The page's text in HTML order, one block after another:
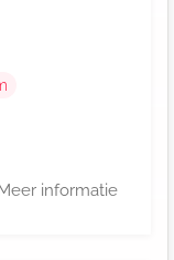
informatie